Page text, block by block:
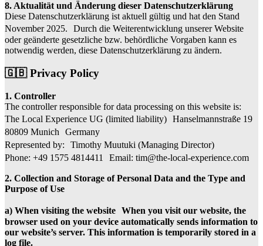
8. Aktualität und Änderung dieser Datenschutzerklärung
Diese Datenschutzerklärung ist aktuell gültig und hat den Stand
November 2025. Durch die Weiterentwicklung unserer Website
oder geänderte gesetzliche bzw. behördliche Vorgaben kann es
notwendig werden, diese Datenschutzerklärung zu ändern.
🇬🇧 Privacy Policy
1. Controller
The controller responsible for data processing on this website is:
The Local Experience UG (limited liability) Hanselmannstraße 19
80809 Munich Germany
Represented by: Timothy Muutuki (Managing Director)
Phone: +49 1575 4814411 Email: tim@the-local-experience.com
2. Collection and Storage of Personal Data and the Type and
Purpose of Use
a) When visiting the website When you visit our website, the
browser used on your device automatically sends information to
our website’s server. This information is temporarily stored in a
log file.